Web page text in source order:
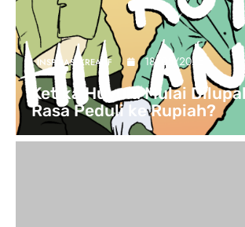
INSPIRASI KREATIF 18/05/2025
Ketika Huyula Mulai
Rasa Peduli ke Rupiah?